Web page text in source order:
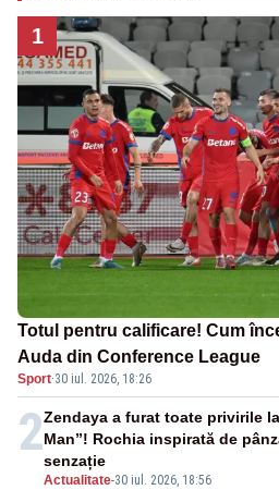
1
Totul pentru calificare! Cum
Auda din Conference League
Sport·30 iul. 2026, 18:26
2
Actualitate-30 iul. 2026, 18:56
Zendaya a furat toate privirile
Man”! Rochia inspirată de
senzație